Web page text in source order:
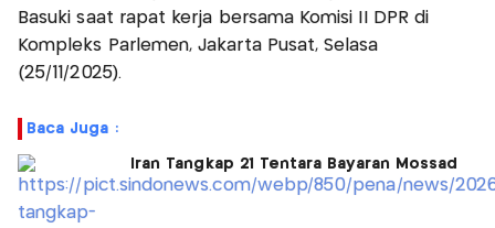
Basuki saat rapat kerja bersama Komisi II DPR di
Kompleks Parlemen, Jakarta Pusat, Selasa
(25/11/2025).
Baca Juga :
Iran Tangkap 21 Tentara Bayaran Mossad